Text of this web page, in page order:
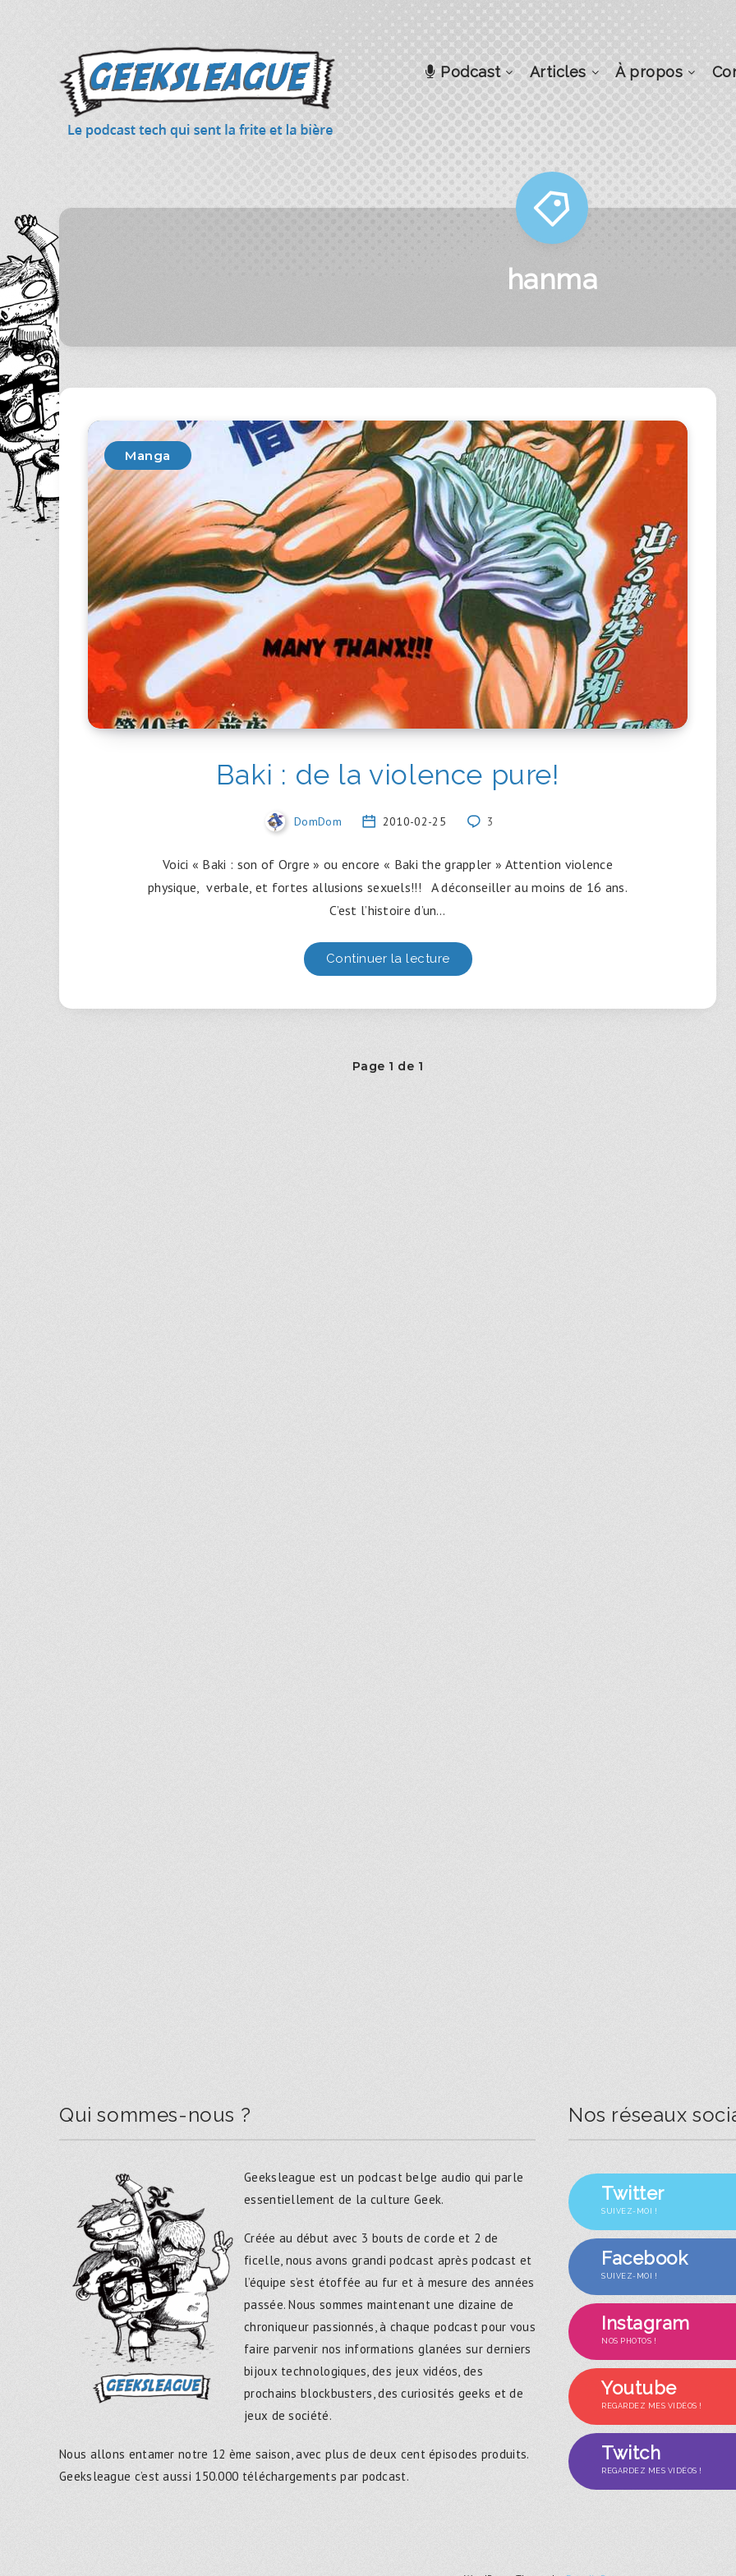
Podcast Articles À propos
hanma
Manga
Baki : de la violence pure!
DomDom 2010-02-25 3
Voici « Baki : son of Orgre » ou encore « Baki the grappler » Attention violence
physique, verbale, et fortes allusions sexuels!!! A déconseiller au moins de 16 ans.
C’est l’histoire d’un…
Continuer la lecture
Page 1 de 1
Qui sommes-nous ?
Geeksleague est un podcast belge audio qui parle
essentiellement de la culture Geek.
Créée au début avec 3 bouts de corde et 2 de
ficelle, nous avons grandi podcast après podcast et
l’équipe s’est étoffée au fur et à mesure des années
passée. Nous sommes maintenant une dizaine de
chroniqueur passionnés, à chaque podcast pour vous
faire parvenir nos informations glanées sur derniers
bijoux technologiques, des jeux vidéos, des
prochains blockbusters, des curiosités geeks et de
jeux de société.
Nous allons entamer notre 12 ème saison, avec plus de deux cent épisodes produits.
Geeksleague c’est aussi 150.000 téléchargements par podcast.
Nos réseaux
Twitter
SUIVEZ-MOI !
Facebook
SUIVEZ-MOI !
Instagram
NOS PHOTOS !
Youtube
REGARDEZ MES VIDÉOS !
Twitch
REGARDEZ MES VIDÉOS !